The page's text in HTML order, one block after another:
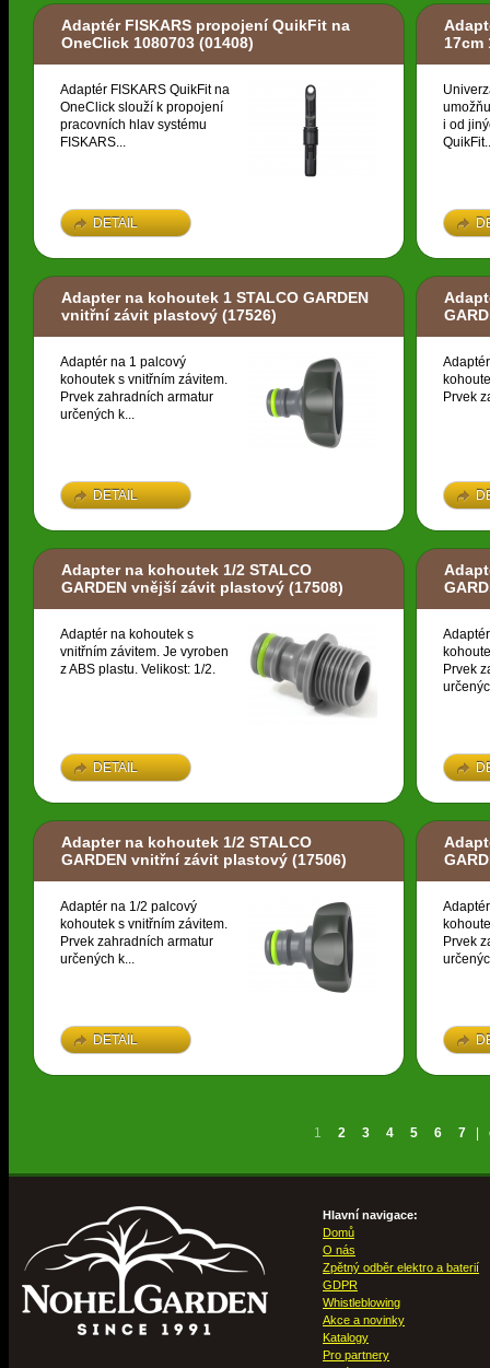
Adaptér FISKARS propojení QuikFit na
OneClick 1080703 (01408)
Adaptér FISKARS QuikFit na
OneClick slouží k propojení
pracovních hlav systému
FISKARS...
DETAIL
17cm
i od
Adapter na kohoutek 1 STALCO GARDEN
vnitřní závit plastový (17526)
Adaptér na 1 palcový
kohoutek s vnitřním závitem.
Prvek zahradních armatur
určených k...
DETAIL
Prvek
Adapter na kohoutek 1/2 STALCO
GARDEN vnější závit plastový (17508)
Adaptér na kohoutek s
vnitřním závitem. Je vyroben
z ABS plastu. Velikost: 1/2.
DETAIL
Prvek
Adapter na kohoutek 1/2 STALCO
GARDEN vnitřní závit plastový (17506)
Adaptér na 1/2 palcový
kohoutek s vnitřním závitem.
Prvek zahradních armatur
určených k...
DETAIL
Prvek
1 2 3 4 5 6 7
Hlavní navigace:
Domů
O nás
Zpětný odběr elektro a baterií
GDPR
Whistleblowing
Akce a novinky
Katalogy
Pro partnery